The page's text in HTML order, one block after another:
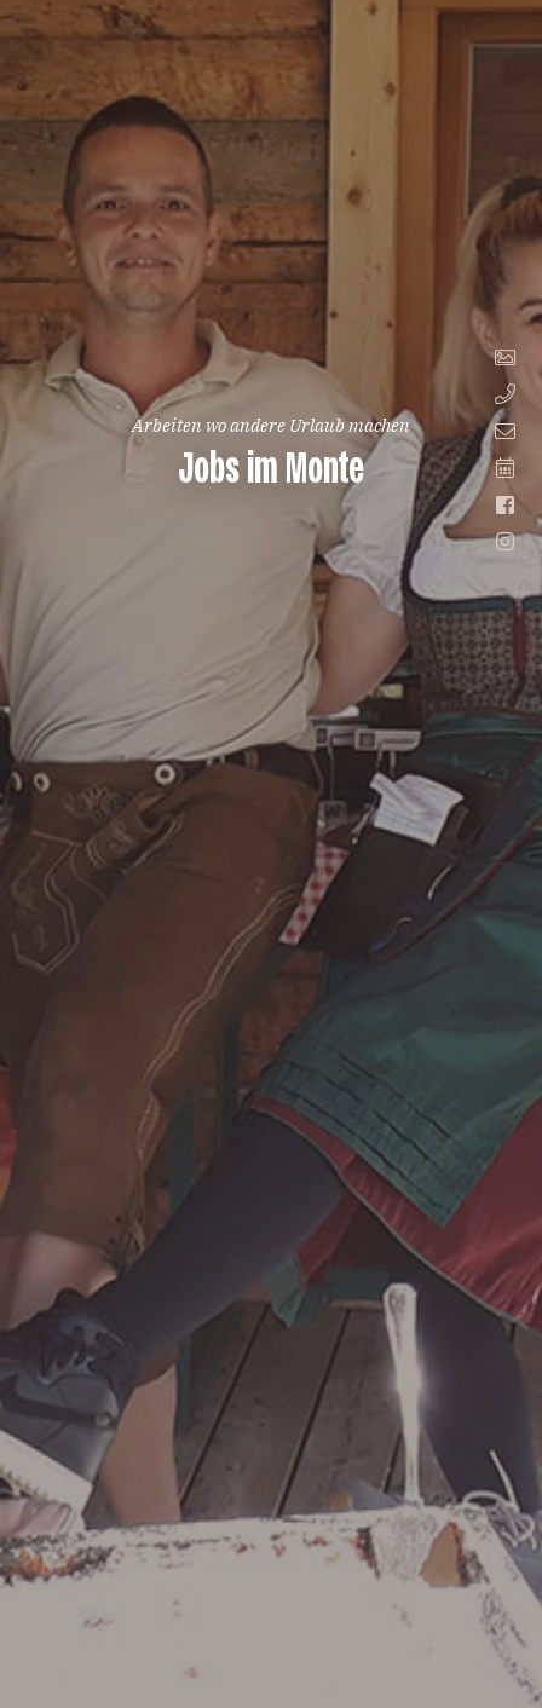
Arbeiten wo andere Urlaub machen
Jobs im Monte